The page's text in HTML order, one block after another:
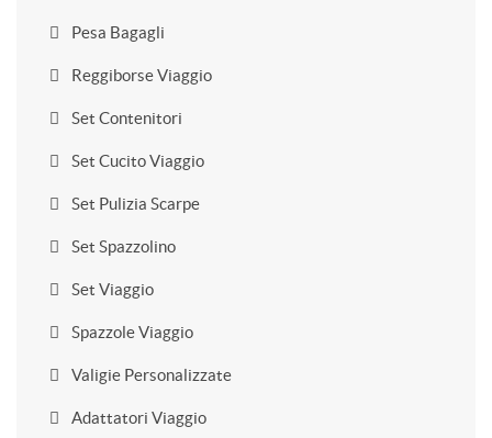
Pesa Bagagli
Reggiborse Viaggio
Set Contenitori
Set Cucito Viaggio
Set Pulizia Scarpe
Set Spazzolino
Set Viaggio
Spazzole Viaggio
Valigie Personalizzate
Adattatori Viaggio